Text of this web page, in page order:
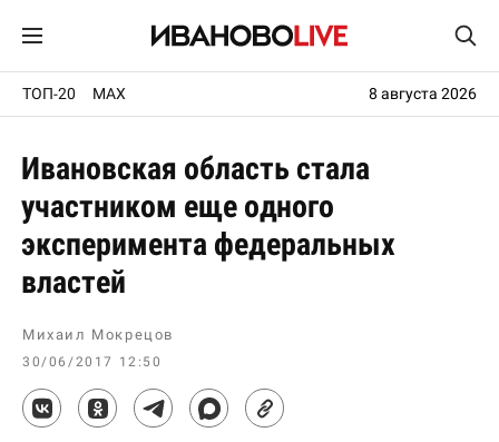
ТОП-20 MAX 8 августа 2026
Ивановская область стала
участником еще одного
эксперимента федеральных
властей
Михаил Мокрецов
30/06/2017 12:50